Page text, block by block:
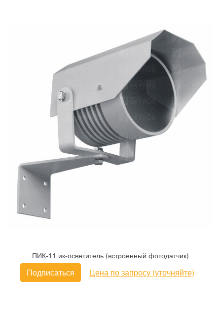
ПИК-11 ик-осветитель (встроенный фотодатчик)
Подписаться Цена по запросу (уточняйте)